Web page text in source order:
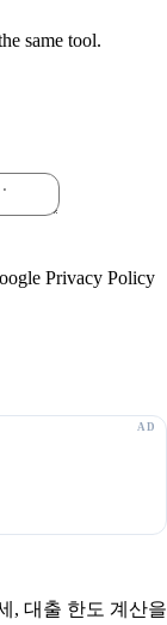
same tool.
Privacy Policy
, 대출 한도 계산을